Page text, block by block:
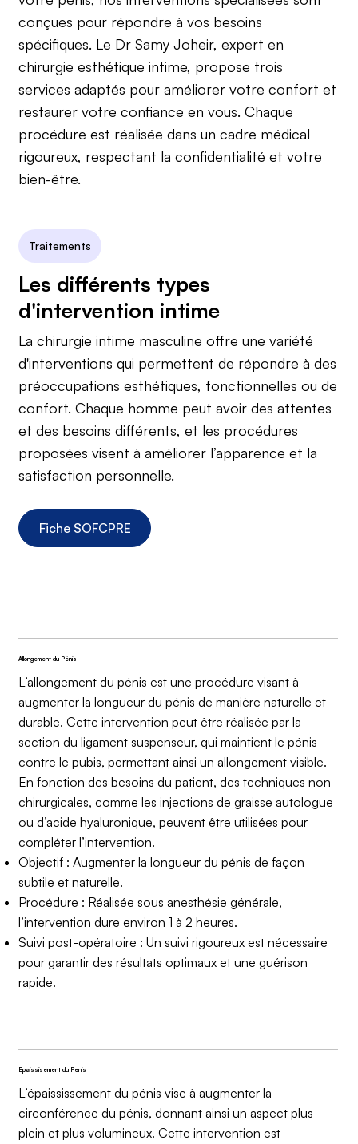
conçues pour répondre à vos besoins
spécifiques. Le Dr Samy Joheir, expert en
chirurgie esthétique intime, propose trois
services adaptés pour améliorer votre confort et
restaurer votre confiance en vous. Chaque
procédure est réalisée dans un cadre médical
rigoureux, respectant la confidentialité et votre
bien-être.
Traitements
Les différents types
d'intervention intime
La chirurgie intime masculine offre une variété
d'interventions qui permettent de répondre à des
préoccupations esthétiques, fonctionnelles ou de
confort. Chaque homme peut avoir des attentes
et des besoins différents, et les procédures
proposées visent à améliorer l’apparence et la
satisfaction personnelle.
Fiche SOFCPRE
Allongement du Pénis
L’allongement du pénis est une procédure visant à
augmenter la longueur du pénis de manière naturelle et
durable. Cette intervention peut être réalisée par la
section du ligament suspenseur, qui maintient le pénis
contre le pubis, permettant ainsi un allongement visible.
En fonction des besoins du patient, des techniques non
chirurgicales, comme les injections de graisse autologue
ou d’acide hyaluronique, peuvent être utilisées pour
compléter l’intervention.
Objectif : Augmenter la longueur du pénis de façon
subtile et naturelle.
Procédure : Réalisée sous anesthésie générale,
l’intervention dure environ 1 à 2 heures.
Suivi post-opératoire : Un suivi rigoureux est nécessaire
pour garantir des résultats optimaux et une guérison
rapide.
Epaissisement du Penis
L’épaississement du pénis vise à augmenter la
circonférence du pénis, donnant ainsi un aspect plus
plein et plus volumineux. Cette intervention est